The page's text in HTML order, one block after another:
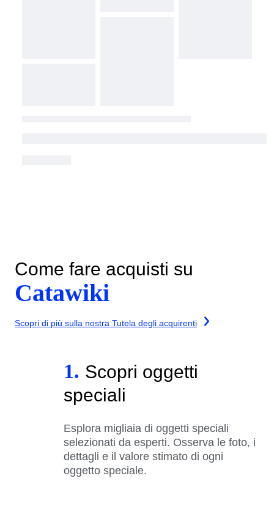
Come fare acquisti su
Catawiki
Scopri di più sulla nostra Tutela degli acquirenti
1. Scopri oggetti
speciali
Esplora migliaia di oggetti speciali
selezionati da esperti. Osserva le foto, i
dettagli e il valore stimato di ogni
oggetto speciale.